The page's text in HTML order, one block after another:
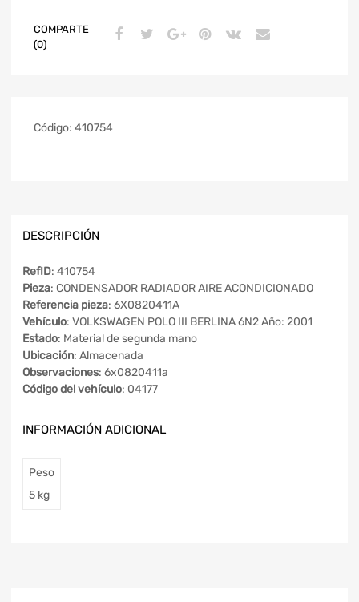
COMPARTE
(0)
Código: 410754
DESCRIPCIÓN
RefID: 410754
Pieza: CONDENSADOR RADIADOR AIRE ACONDICIONADO
Referencia pieza: 6X0820411A
Vehículo: VOLKSWAGEN POLO III BERLINA 6N2 Año: 2001
Estado: Material de segunda mano
Ubicación: Almacenada
Observaciones: 6x0820411a
Código del vehículo: 04177
INFORMACIÓN ADICIONAL
Peso
5 kg